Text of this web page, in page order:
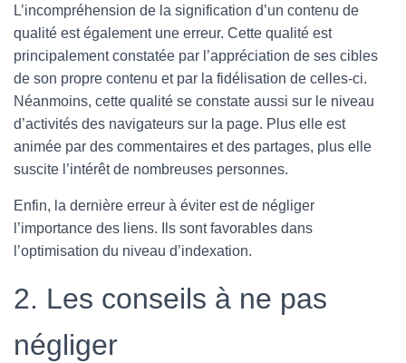
L’incompréhension de la signification d’un contenu de
qualité est également une erreur. Cette qualité est
principalement constatée par l’appréciation de ses cibles
de son propre contenu et par la fidélisation de celles-ci.
Néanmoins, cette qualité se constate aussi sur le niveau
d’activités des navigateurs sur la page. Plus elle est
animée par des commentaires et des partages, plus elle
suscite l’intérêt de nombreuses personnes.
Enfin, la dernière erreur à éviter est de négliger
l’importance des liens. Ils sont favorables dans
l’optimisation du niveau d’indexation.
2. Les conseils à ne pas
négliger